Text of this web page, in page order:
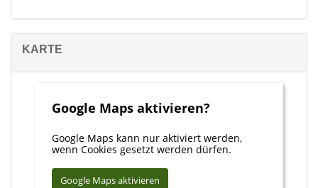
KARTE
Google Maps aktivieren?
Google Maps kann nur aktiviert werden,
wenn Cookies gesetzt werden dürfen.
Google Maps aktivieren